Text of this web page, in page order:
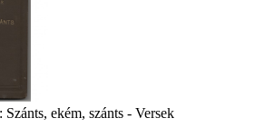
Szánts, ekém, szánts - Versek